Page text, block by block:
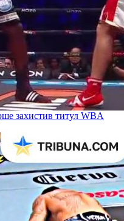
захистив титул WBA